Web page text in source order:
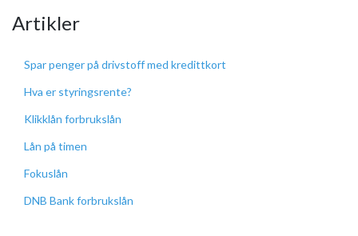
Artikler
Spar penger på drivstoff med kredittkort
Hva er styringsrente?
Klikklån forbrukslån
Lån på timen
Fokuslån
DNB Bank forbrukslån